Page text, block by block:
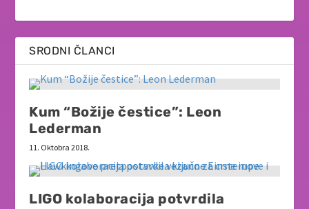
SRODNI ČLANCI
Kum “Božije čestice”: Leon
Lederman
11. Oktobra 2018.
LIGO kolaboracija potvrdila